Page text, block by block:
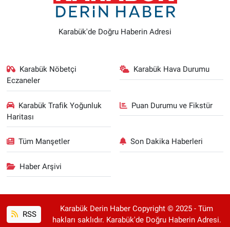
Karabük'de Doğru Haberin Adresi
Karabük Nöbetçi
Eczaneler
Karabük Hava Durumu
Karabük Trafik Yoğunluk
Haritası
Puan Durumu ve Fikstür
Tüm Manşetler Son Dakika Haberleri
Haber Arşivi
RSS
Karabük Derin Haber Copyright © 2025 - Tüm
hakları saklıdır. Karabük'de Doğru Haberin Adresi.